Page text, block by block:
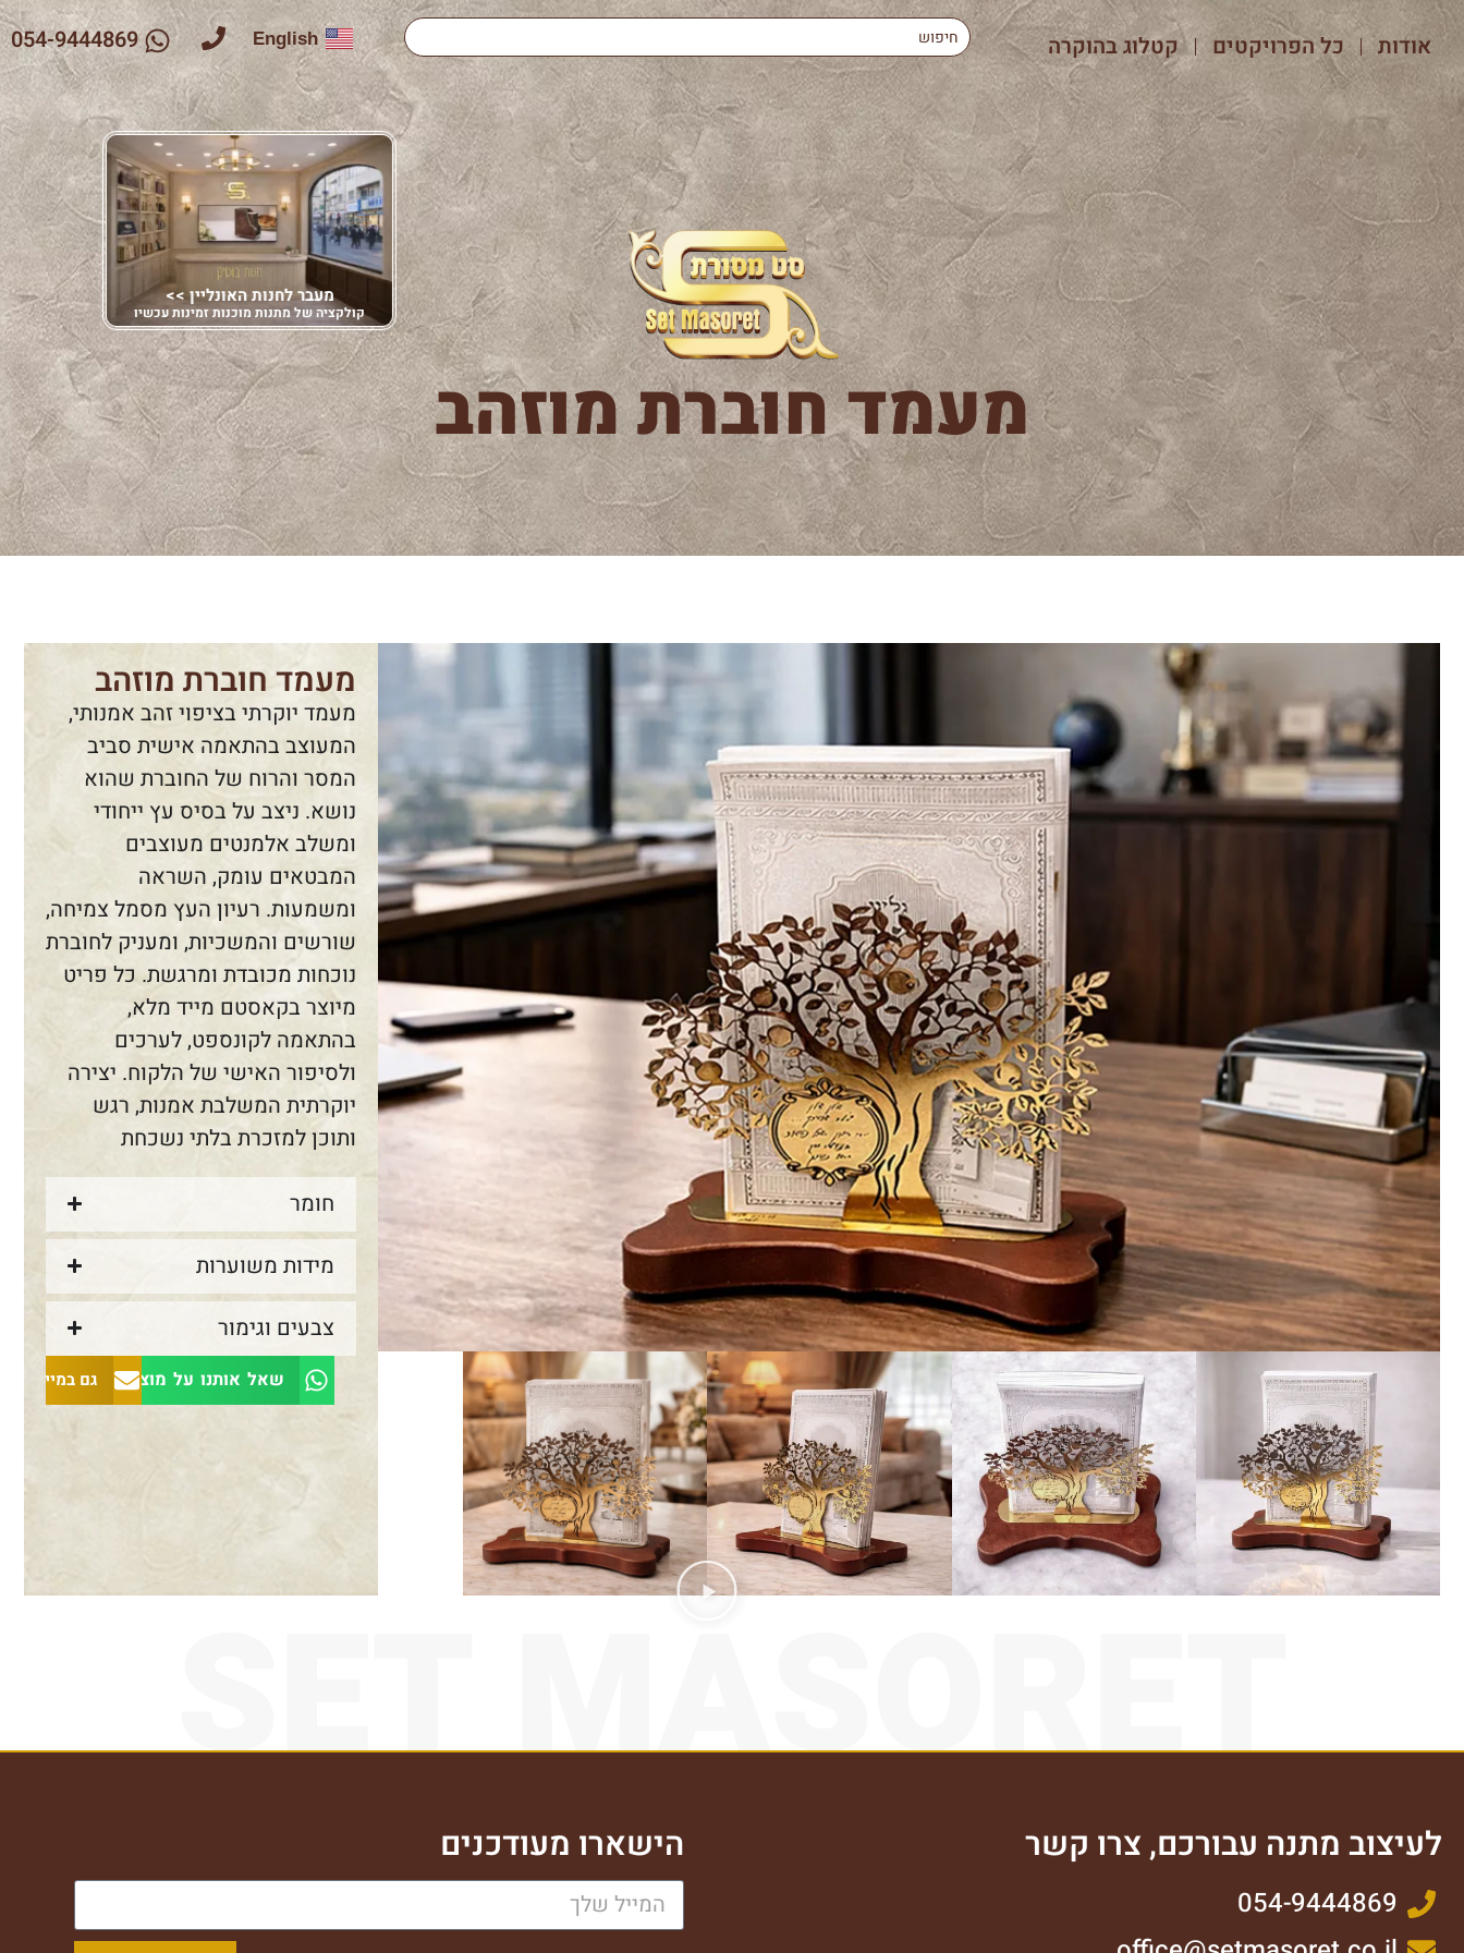
אודות כל הפרויקטים קטלוג בהוקרה English
054-9444869
מעמד חוברת מוזהב
מעבר לחנות האונליין >>
קולקציה של מתנות מוכנות זמינות עכשיו
מעמד חוברת מוזהב
מעמד יוקרתי בציפוי זהב אמנותי,
המעוצב בהתאמה אישית סביב
המסר והרוח של החוברת שהוא
נושא. ניצב על בסיס עץ ייחודי
ומשלב אלמנטים מעוצבים
המבטאים עומק, השראה
ומשמעות. רעיון העץ מסמל צמיחה,
שורשים והמשכיות, ומעניק לחוברת
נוכחות מכובדת ומרגשת. כל פריט
מיוצר בקאסטם מייד מלא,
בהתאמה לקונספט, לערכים
ולסיפור האישי של הלקוח. יצירה
יוקרתית המשלבת אמנות, רגש
ותוכן למזכרת בלתי נשכחת
חומר
מידות משוערות
צבעים וגימור
שאל אותנו על מוצר זה גם במייל
SET MASORET
לעיצוב מתנה עבורכם, צרו קשר
054-9444869
הישארו מעודכנים